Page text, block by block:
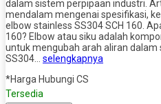
dalam sistem perpipaan industri.
mendalam mengenai spesifikasi,
elbow stainless SS304 SCH 160.
160? Elbow atau siku adalah
untuk mengubah arah aliran dalam
SS304… selengkapnya
*Harga Hubungi CS
Tersedia